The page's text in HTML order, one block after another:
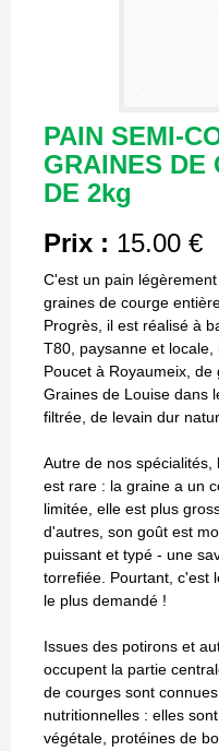
PAIN SEMI-
GRAINES DE
DE 2kg
Prix : 15.00 €
C'est un pain
graines de courge
Progrès, il est réalisé à
T80, paysanne et
Poucet à Royaumeix,
Graines de Louise dans
filtrée, de levain dur
Autre de nos
est rare : la graine a un
limitée, elle est plus
d'autres, son goût est
puissant et typé - une
torrefiée. Pourtant, c'est
le plus demandé !
Issues des potirons et
occupent la partie
de courges sont
nutritionnelles : elles
végétale, protéines de